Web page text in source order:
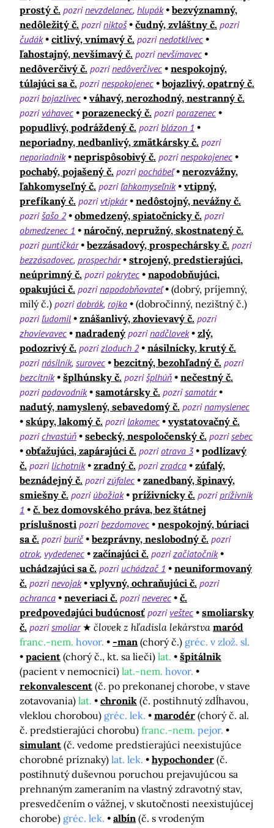
prostý č. pozrinevzdelanec hlupák
bezvýznamný,
nedôležitý č. pozriniktoš čudný, zvláštny č. pozri
čudák
citlivý, vnímavý č. pozrinedotklivec
ľahostajný, nevšímavý č. pozrinevšímavec
nedôverčivý č. pozrinedôverčivec
nespokojný,
túlajúci sa č. pozrinespokojenec
bojazlivý, opatrný č.
pozribojazlivec
váhavý, nerozhodný, nestranný č.
pozri váhavec porazenecký č. pozriporazenec
popudlivý, podráždený č. pozriblázon 1
neporiadny, nedbanlivý, zmätkársky č. pozri
neporiadnik
neprispôsobivý č. pozrinespokojenec
pochabý, pojašený č. pozripochábeľ
nerozvážny,
ľahkomyseľný č. pozriľahkomyseľník
vtipný,
prefíkaný č. pozri vtipkár
nedôstojný, nevážny č.
pozrišašo 2 obmedzený, spiatočnícky č. pozri
obmedzenec 1
náročný, nepružný, skostnatený č.
pozripuntičkár bezzásadový, prospechársky č. pozri
bezzásadovec prospechár
strojený, predstierajúci,
neúprimný č. pozripokrytec
napodobňujúci,
opakujúci č. pozrinapodobňovateľ
(dobrý, príjemný,
milý č.) pozridobrák rojko
(dobročinný, nezištný č.)
pozriľudomil znášanlivý, zhovievavý č. pozri
zhovievavec
nadradený pozrinadčlovek
zlý,
podozrivý č. pozrizloduch 2
násilnícky, krutý č.
pozrinásilník surovec bezcitný, bezohľadný č. pozri
bezcitník
šplhúnsky č. pozrišplhúň
nečestný č.
pozripodovodník samotársky č. pozrisamotár
nadutý, namyslený, sebavedomý č. pozrinamyslenec
skúpy, lakomý č. pozrilakomec
vystatovačný č.
pozrichvastúň sebecký, nespoločenský č. pozrisebec
obťažujúci, zapárajúci č. pozriotrava 3
podlízavý
č. pozrilichotník zradný č. pozrizradca
zúfalý,
beznádejný č. pozrizúfalec
zanedbaný, špinavý,
smiešny č. pozri úbožiak príživnícky č. pozripríživník
1
č. bez domovského práva, bez štátnej
príslušnosti pozribezdomovec
nespokojný, búriaci
sa č. pozriburič bezprávny, neslobodný č. pozri
otrok vydedenec začínajúci č. pozrizačiatočník
uchádzajúci sa č. pozri uchádzač 1
neuniformovaný
č. pozrinevojak vplyvný, ochraňujúci č. pozri
ochranca
neveriaci č. pozrineverec
č.
predpovedajúci budúcnosť pozri veštec
smoliarsky
č. pozrismoliar človek z hľadisla lekárstva maród
franc.-nem. hovor. -man (chorý č.) gréc. v zlož. sl.
pacient (chorý č., kt. sa lieči) lat.
špitálnik
(pacient v nemocnici) lat.-nem. hovor.
rekonvalescent (č. po prekonanej chorobe, v stave
zotavovania) lat. chronik (č. postihnutý zdĺhavou,
vleklou chorobou) gréc. lek. marodér (chorý č. al.
č. predstierajúci chorobu) franc.-nem. pejor.
simulant (č. vedome predstierajúci neexistujúce
chorobné príznaky) lat. lek. hypochonder (č.
postihnutý duševnou poruchou prejavujúcou sa
prehnaným zameraním na vlastný zdravotný stav,
presvedčením o vážnej, v skutočnosti neexistujúcej
chorobe) gréc. lek. albín (č. s vrodeným